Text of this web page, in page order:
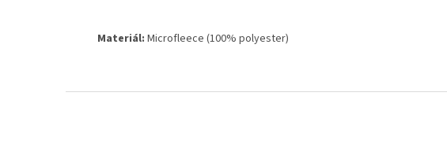
Materiál: Microfleece (100% polyester)